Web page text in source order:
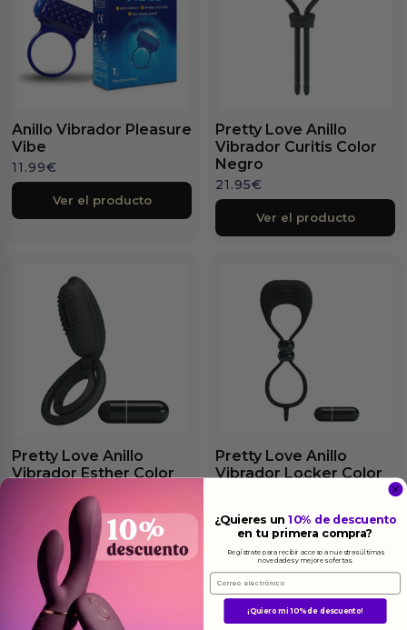
Anillo Vibrador Pleasure
Vibe
11.99€
Ver el producto
Pretty Love Anillo
Vibrador Curitis Color
Negro
21.95€
Ver el producto
Pretty Love Anillo
Vibrador Esther Color
Ver el producto
Pretty Love Anillo
Vibrador Locker Color
24.95
Ver el producto
¿Quieres un10% de descuento
en tu primera compra?
Regístrate para recibir acceso a nuestras últimas
novedades y mejores ofertas.
Email
¡Quiero mi 10% de descuento!